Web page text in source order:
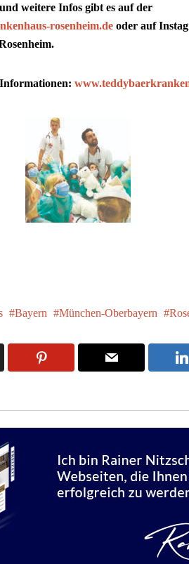
weitere Infos gibt es auf der
rosenheim.de oder auf
Bayern München-Oberbayern